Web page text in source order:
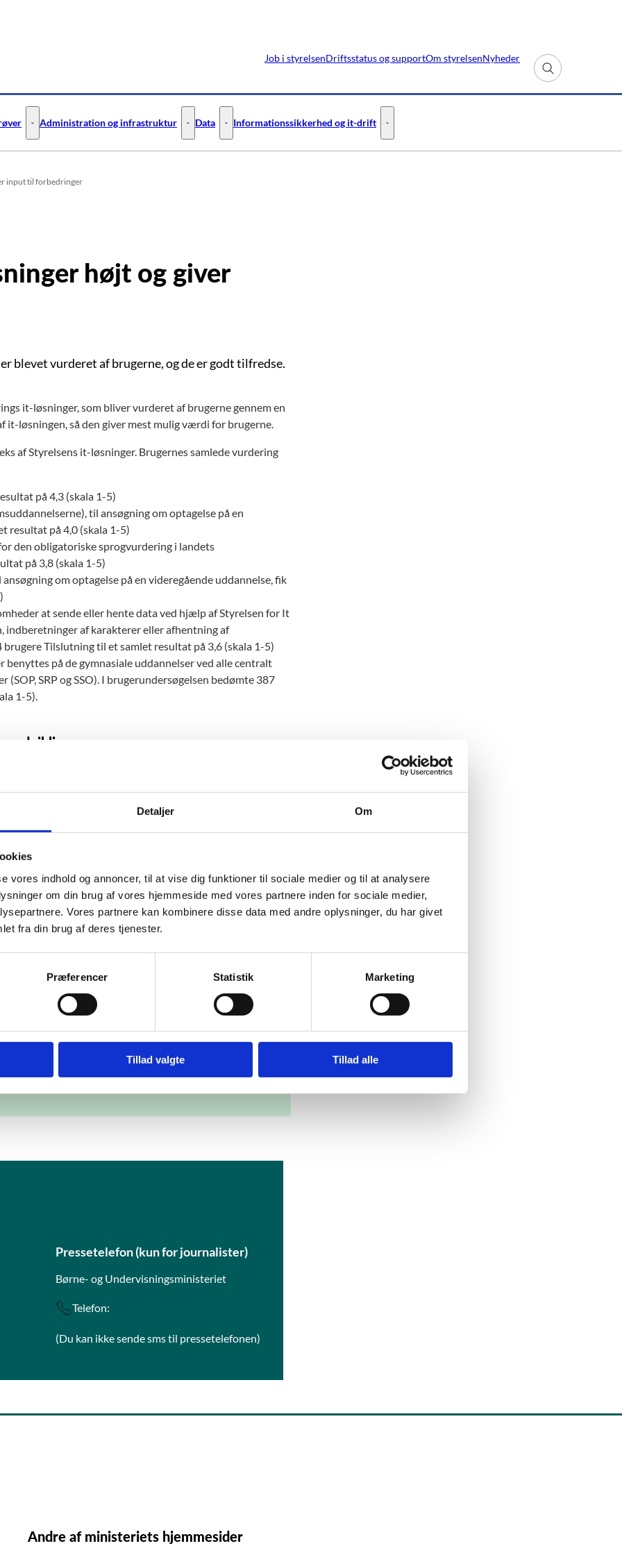
Detaljer Om
vores indhold og annoncer, til at vise dig funktioner til sociale medier og til at analysere
om din brug af vores hjemmeside med vores partnere inden for sociale medier,
Vores partnere kan kombinere disse data med andre oplysninger, du har givet
fra din brug af deres tjenester.
Præferencer Statistik Marketing
Tillad valgte Tillad alle
Job i styrelsenDriftsstatus og supportOm styrelsenNyheder
Fold søgefelt ud
- Flere links
Digitale test og prøver - Flere links
Administration og infrastruktur Administration og infrastruktur - Flere links
Data Data - Flere links
Informationssikkerhed og it-drift Informationssikkerhed og it-drift - Flere links
input til forbedringer
højt og giver
blevet vurderet af brugerne, og de er godt tilfredse.
it-løsninger, som bliver vurderet af brugerne gennem en
it-løsningen, så den giver mest mulig værdi for brugerne.
af Styrelsens it-løsninger. Brugernes samlede vurdering
på 4,3 (skala 1-5)
til ansøgning om optagelse på en
resultat på 4,0 (skala 1-5)
den obligatoriske sprogvurdering i landets
på 3,8 (skala 1-5)
om optagelse på en videregående uddannelse, fik
at sende eller hente data ved hjælp af Styrelsen for It
indberetninger af karakterer eller afhentning af
Tilslutning til et samlet resultat på 3,6 (skala 1-5)
på de gymnasiale uddannelser ved alle centralt
SRP og SSO). I brugerundersøgelsen bedømte 387
1-5).
udvikling
med henvendelser fra supporten i Styrelsen for It og
på det brugerne er tilfredse med og på hvor brugerne
hjælp af en brugerundersøgelse i 2025, er i gang.
spørgsmål, hvor brugerne vurderer it-
som viser det samlede resultat. Derudover
fritekst-felt, hvor brugerne kan skrive kommentarer til
at brugerne får mulighed for at komme med
Pressetelefon (kun for journalister)
Børne- og Undervisningsministeriet
Telefon:
(Du kan ikke sende sms til pressetelefonen)
Andre af ministeriets hjemmesider